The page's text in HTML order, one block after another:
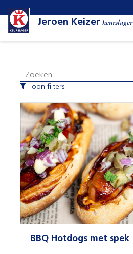
Jeroen Keizer keurslager
Toon filters
BBQ Hotdogs met spek